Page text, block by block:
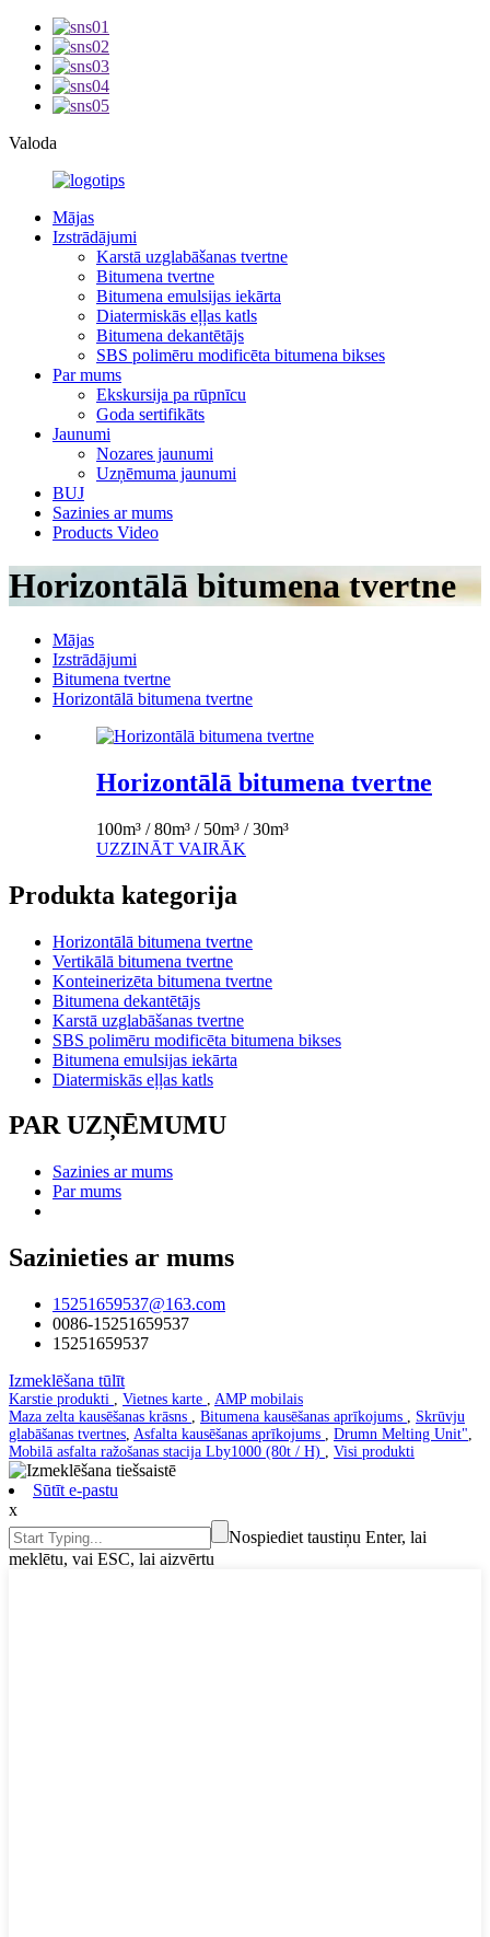
Valoda
Mājas
Izstrādājumi
Karstā uzglabāšanas tvertne
Bitumena tvertne
Bitumena emulsijas iekārta
Diatermiskās eļļas katls
Bitumena dekantētājs
SBS polimēru modificēta bitumena bikses
Par mums
Ekskursija pa rūpnīcu
Goda sertifikāts
Jaunumi
Nozares jaunumi
Uzņēmuma jaunumi
BUJ
Sazinies ar mums
Products Video
Horizontālā bitumena tvertne
Mājas
Izstrādājumi
Bitumena tvertne
Horizontālā bitumena tvertne
Horizontālā bitumena tvertne
100m³ / 80m³ / 50m³ / 30m³
UZZINĀT VAIRĀK
Produkta kategorija
Horizontālā bitumena tvertne
Vertikālā bitumena tvertne
Konteinerizēta bitumena tvertne
Bitumena dekantētājs
Karstā uzglabāšanas tvertne
SBS polimēru modificēta bitumena bikses
Bitumena emulsijas iekārta
Diatermiskās eļļas katls
PAR UZŅĒMUMU
Sazinies ar mums
Par mums
Sazinieties ar mums
15251659537@163.com
0086-15251659537
15251659537
Izmeklēšana tūlīt
Karstie produkti , Vietnes karte , AMP mobilais
Maza zelta kausēšanas krāsns , Bitumena kausēšanas aprīkojums , Skrūvju
glabāšanas tvertnes, Asfalta kausēšanas aprīkojums , Drumn Melting Unit",
Mobilā asfalta ražošanas stacija Lby1000 (80t / H) , Visi produkti
Sūtīt e-pastu
x
Nospiediet taustiņu Enter, lai
meklētu, vai ESC, lai aizvērtu